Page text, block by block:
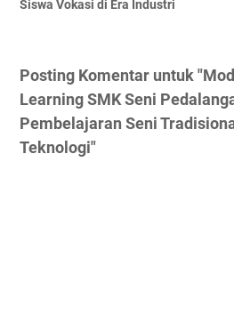
Siswa Vokasi di Era Industri
Posting Komentar untuk
Learning SMK Seni
Pembelajaran Seni
Teknologi"